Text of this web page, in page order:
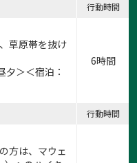
行動時間
草原帯を抜け
＞＜宿泊：
6時間
行動時間
方は、マウェ